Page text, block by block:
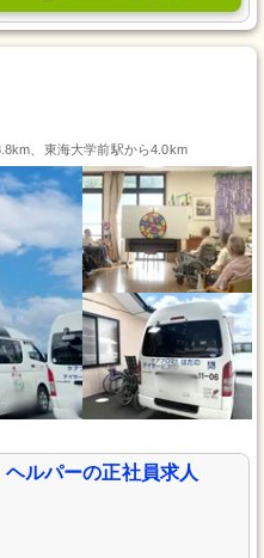
、東海大学前駅から4.0km
ルパーの正社員求人